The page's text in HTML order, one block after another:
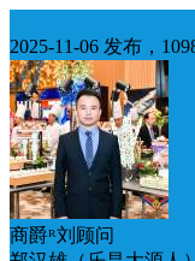
2025-11-06 发布，
商爵ᴿ刘顾问